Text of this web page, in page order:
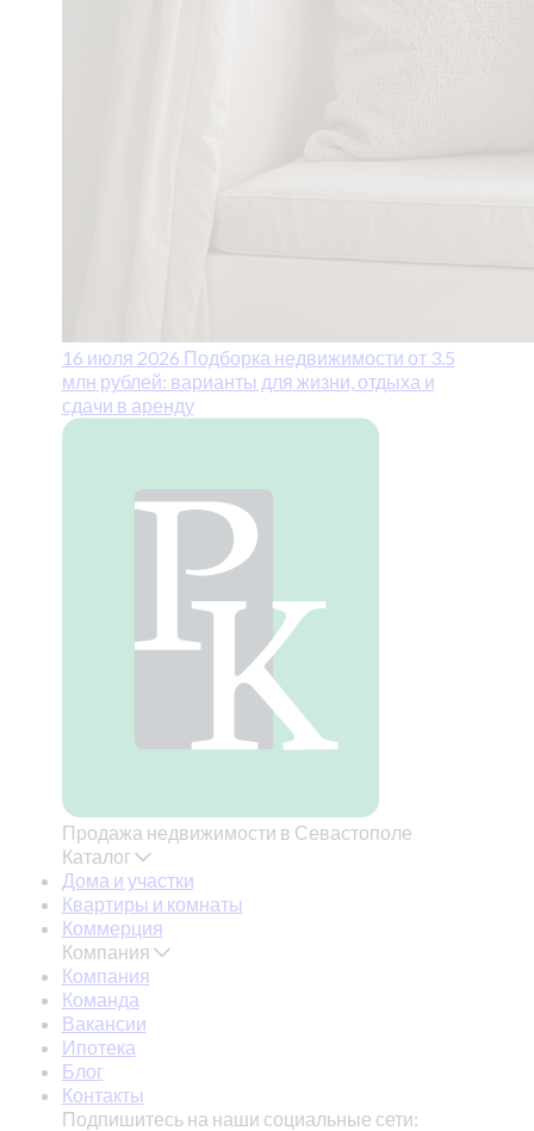
16 июля 2026 Подборка недвижимости от 3.5
млн рублей: варианты для жизни, отдыха и
сдачи в аренду
Продажа недвижимости в Севастополе
Каталог
Дома и участки
Квартиры и комнаты
Коммерция
Компания
Компания
Команда
Вакансии
Ипотека
Блог
Контакты
Подпишитесь на наши социальные сети: